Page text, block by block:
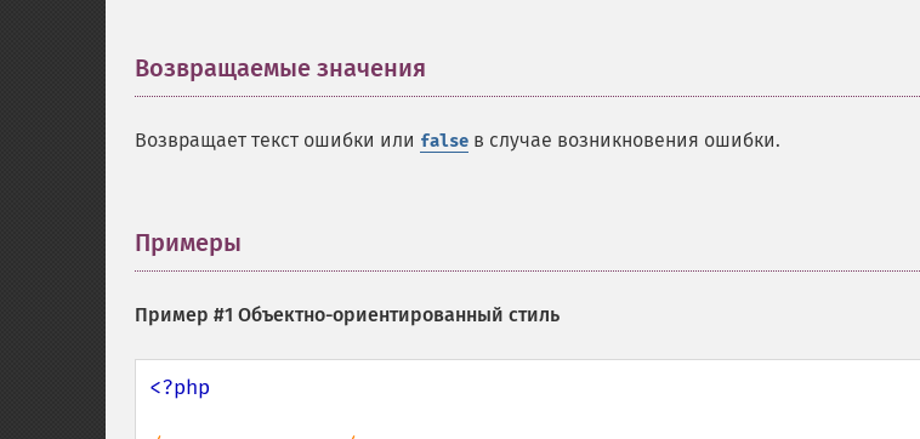
Возвращаемые значения
Возвращает текст ошибки или false в случае возникновения ошибки.
Примеры
Пример #1 Объектно-ориентированный стиль
<?php